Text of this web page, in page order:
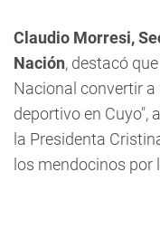
Claudio Morresi,
Nación, destacó
Nacional convertir
deportivo en Cuyo",
la Presidenta
los mendocinos por